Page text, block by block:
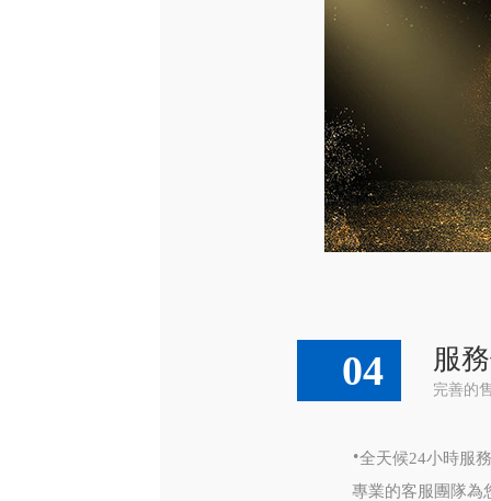
04 服
完善的
·全天候24小時服
專業的客服團隊為